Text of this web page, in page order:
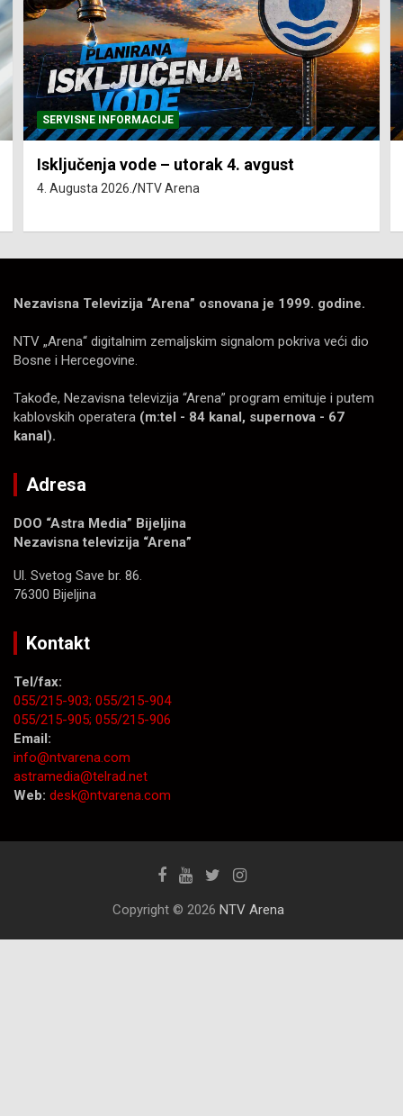
SERVISNE INFORMACIJE
Isključenja vode – utorak 4. avgust
4. Augusta 2026. NTV Arena
Nezavisna Televizija “Arena” osnovana je 1999. godine.
NTV „Arena“ digitalnim zemaljskim signalom pokriva veći dio
Bosne i Hercegovine.
Takođe, Nezavisna televizija “Arena” program emituje i putem
kablovskih operatera (m:tel - 84 kanal, supernova - 67
kanal).
Adresa
DOO “Astra Media” Bijeljina
Nezavisna televizija “Arena”
Ul. Svetog Save br. 86.
76300 Bijeljina
Kontakt
Tel/fax:
055/215-903; 055/215-904
055/215-905; 055/215-906
Email:
info@ntvarena.com
astramedia@telrad.net
Web: desk@ntvarena.com
Copyright © 2026 NTV Arena